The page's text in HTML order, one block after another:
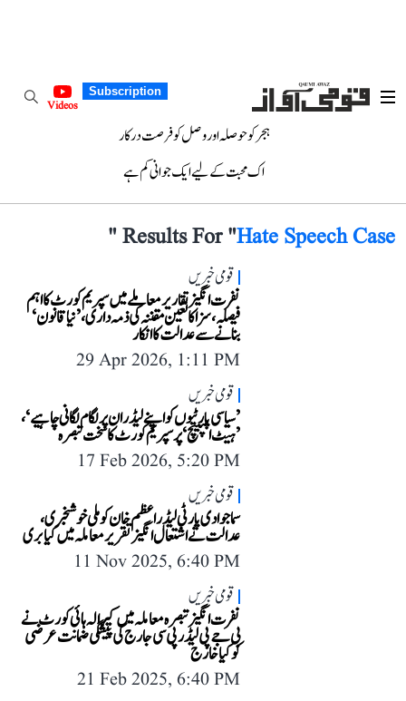
Subscription
Videos
ہجر کو حوصلہ اور وصل کو فرصت درکار
اک محبت کے لیے ایک جوانی کم ہے
Results For "Hate Speech Case
"
قومی خبریں
نفرت انگیز تقاریر معاملے میں سپریم کورٹ کا اہم
فیصلہ، سزا کا تعین مقننہ کی ذمہ داری، ’نیا قانون‘
بنانے سے عدالت کا انکار
29 Apr 2026, 1:11 PM
قومی خبریں
’سیاسی پارٹیوں کو اپنے لیڈران پر لگام لگانی چاہیے‘،
’ہیٹ اسپیچ‘ پر سپریم کورٹ کا سخت تبصرہ
17 Feb 2026, 5:20 PM
قومی خبریں
سماجوادی پارٹی لیڈر اعظم خان کو ملی خوشخبری،
عدالت نے اشتعال انگیز تقریر معاملہ میں کیا بری
11 Nov 2025, 6:40 PM
قومی خبریں
نفرت انگیز تبصرہ معاملہ میں کیرالہ ہائی کورٹ نے
بی جے پی لیڈر پی سی جارج کی پیشگی ضمانت عرضی
کو کیا خارج
21 Feb 2025, 6:40 PM